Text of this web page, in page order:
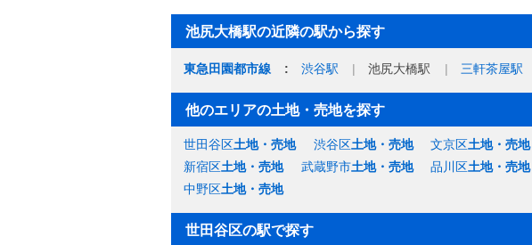
池尻大橋駅の近隣の駅から探す
東急田園都市線 渋谷駅 池尻大橋駅 三軒茶屋駅
他のエリアの土地・売地を探す
世田谷区土地・売地 渋谷区土地・売地 文京区土地・売地
新宿区土地・売地 武蔵野市土地・売地 品川区土地・売地
中野区土地・売地
世田谷区の駅で探す